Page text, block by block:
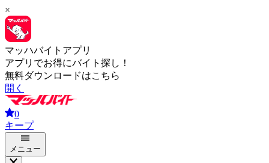
×
マッハバイトアプリ
アプリでお得にバイト探し！
無料ダウンロードはこちら
開く
0
キープ
メニュー